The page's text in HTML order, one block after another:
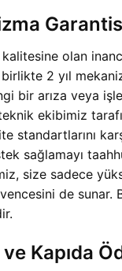
olan
2 yıl
bir arıza veya
ekibimiz
sağlamayı
size sadece
de
Kapıda